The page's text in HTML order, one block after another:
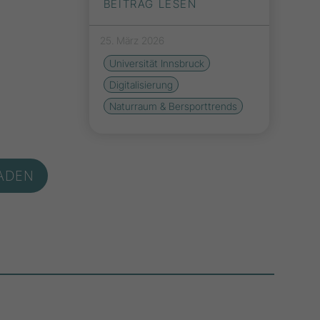
BEITRAG LESEN
25. März 2026
Universität Innsbruck
Digitalisierung
Naturraum & Bersporttrends